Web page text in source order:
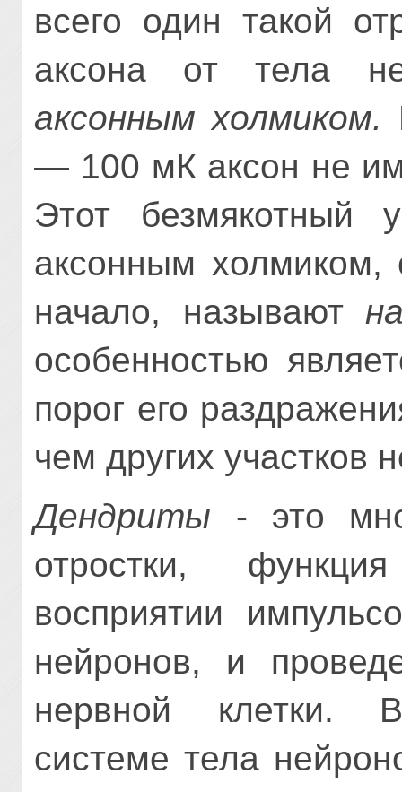
всего один такой
аксона от тела
аксонным холмиком.
— 100 мК аксон не
Этот безмякотный
аксонным холмиком,
начало, называют
особенностью
порог его
чем других участков
Дендриты - это
отростки,
восприятии
нейронов, и
нервной клетки.
системе тела